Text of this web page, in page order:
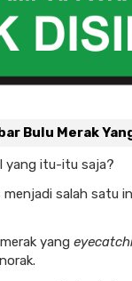
Bulu Merak
yang itu-itu saja?
salah satu
yang